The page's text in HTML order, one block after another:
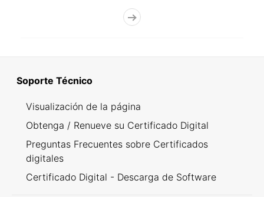
Soporte Técnico
Visualización de la página
Obtenga / Renueve su Certificado Digital
Preguntas Frecuentes sobre Certificados
digitales
Certificado Digital - Descarga de Software